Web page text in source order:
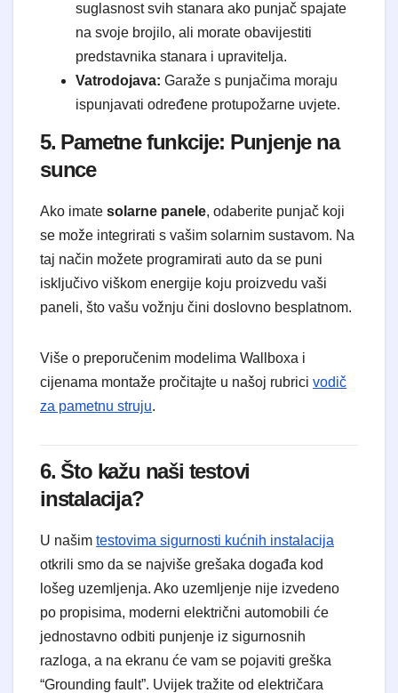
suglasnost svih stanara ako punjač spajate
na svoje brojilo, ali morate obavijestiti
predstavnika stanara i upravitelja.
Vatrodojava: Garaže s punjačima moraju
ispunjavati određene protupožarne uvjete.
5. Pametne funkcije: Punjenje na
sunce
Ako imate solarne panele, odaberite punjač koji
se može integrirati s vašim solarnim sustavom. Na
taj način možete programirati auto da se puni
isključivo viškom energije koju proizvedu vaši
paneli, što vašu vožnju čini doslovno besplatnom.
Više o preporučenim modelima Wallboxa i
cijenama montaže pročitajte u našoj rubrici vodič
za pametnu struju.
6. Što kažu naši testovi
instalacija?
U našim testovima sigurnosti kućnih instalacija
otkrili smo da se najviše grešaka događa kod
lošeg uzemljenja. Ako uzemljenje nije izvedeno
po propisima, moderni električni automobili će
jednostavno odbiti punjenje iz sigurnosnih
razloga, a na ekranu će vam se pojaviti greška
“Grounding fault”. Uvijek tražite od električara